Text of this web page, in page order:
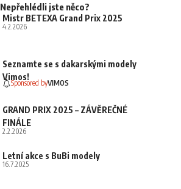
Nepřehlédli jste něco?
Mistr BETEXA Grand Prix 2025
4.2.2026
Seznamte se s dakarskými modely
Vimos!
Sponsored byVIMOS
GRAND PRIX 2025 – ZÁVĚREČNÉ
FINÁLE
2.2.2026
Letní akce s BuBi modely
16.7.2025